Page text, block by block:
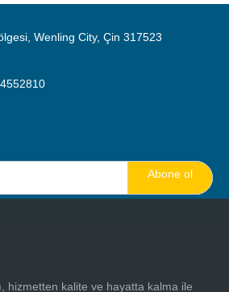
Wenling City, Çin 317523
Abone ol
hizmetten kalite ve hayatta kalma ile